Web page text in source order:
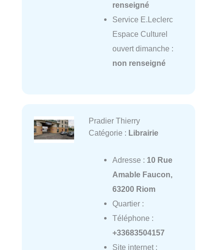
renseigné
Service E.Leclerc
Espace Culturel
ouvert dimanche :
non renseigné
Pradier Thierry
Catégorie : Librairie
Adresse : 10 Rue
Amable Faucon,
63200 Riom
Quartier :
Téléphone :
+33683504157
Site internet :